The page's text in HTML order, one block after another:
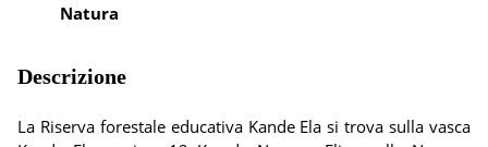
Natura
Descrizione
La Riserva forestale educativa Kande Ela si trova sulla vasca